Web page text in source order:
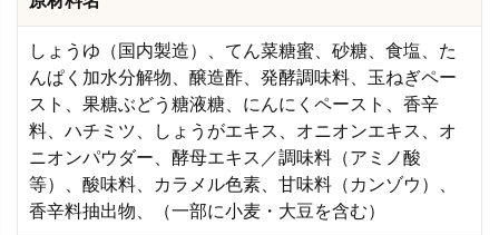
しょうゆ（国内製造）、てん菜糖蜜、砂糖、食塩、た
んぱく加水分解物、醸造酢、発酵調味料、玉ねぎペー
スト、果糖ぶどう糖液糖、にんにくペースト、香辛
料、ハチミツ、しょうがエキス、オニオンエキス、オ
ニオンパウダー、酵母エキス／調味料（アミノ酸
等）、酸味料、カラメル色素、甘味料（カンゾウ）、
香辛料抽出物、（一部に小麦・大豆を含む）